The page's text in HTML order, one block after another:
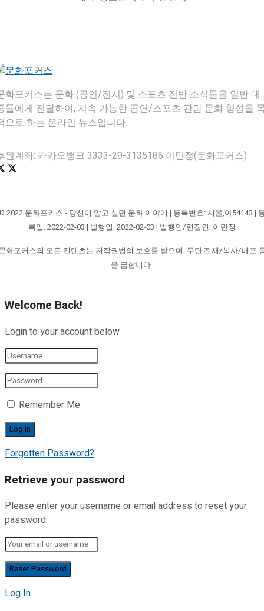
화포커스는 문화 (공연/전시) 및 스포츠 전반 소식들을 일반 대
들에게 전달하여, 지속 가능한 공연/스포츠 관람 문화 형성을
으로 하는 온라인 뉴스입니다.
원계좌: 카카오뱅크 3333-29-3135186 이민정(문화포커스)
2022 문화포커스 - 당신이 알고 싶던 문화 이야기 | 등록번호: 서울,아54143 |
록일: 2022-02-03 | 발행일: 2022-02-03 | 발행인/편집인: 이민정
화포커스의 모든 컨텐츠는 저작권법의 보호를 받으며, 무단 전재/복사/배포
을 금합니다.
Welcome Back!
Login to your account below
Remember Me
Forgotten Password?
Retrieve your password
Please enter your username or email address to reset your
password.
Log In